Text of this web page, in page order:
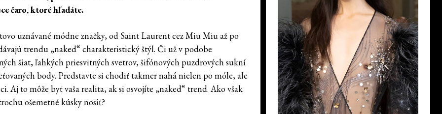
čaro, ktoré hľadáte.
uznávané módne značky, od Saint Laurent cez Miu Miu až po
trendu „naked“ charakteristický štýl. Či už v podobe
šiat, ľahkých priesvitných svetrov, šifónových puzdrových sukní
body. Predstavte si chodiť takmer nahá nielen po móle, ale
Aj to môže byť vaša realita, ak si osvojíte „naked“ trend. Ako však
ošemetné kúsky nosiť?